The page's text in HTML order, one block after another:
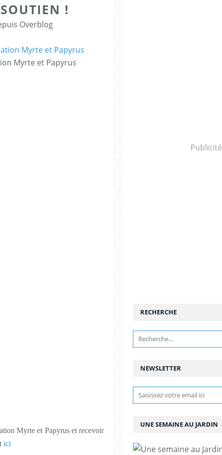
!
Overblog
Myrte et Papyrus
Myrte et Papyrus et recevoir
ici
Publicité
NEWSLETTER
RECHERCHE
UNE SEMAINE AU JARDIN